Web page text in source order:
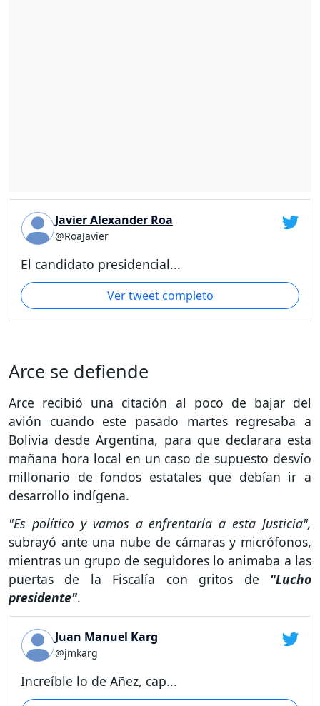
Javier Alexander Roa
@RoaJavier
El candidato presidencial...
Ver tweet completo
Arce se defiende
Arce recibió una citación al poco de bajar del
avión cuando este pasado martes regresaba a
Bolivia desde Argentina, para que declarara esta
mañana hora local en un caso de supuesto desvío
millonario de fondos estatales que debían ir a
desarrollo indígena.
"Es político y vamos a enfrentarla a esta Justicia",
subrayó ante una nube de cámaras y micrófonos,
mientras un grupo de seguidores lo animaba a las
puertas de la Fiscalía con gritos de "Lucho
presidente".
Juan Manuel Karg
@jmkarg
Increíble lo de Añez, cap...